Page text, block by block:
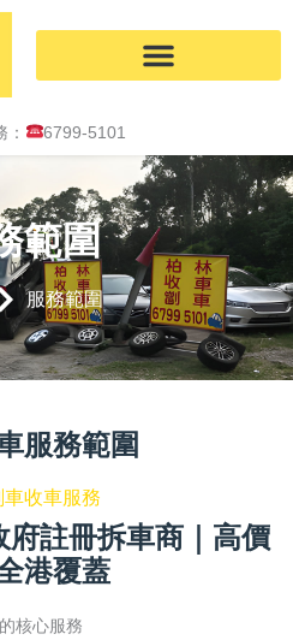
6799-5101
範圍
服務範圍
服務範圍
收車服務
註冊拆車商｜高價
港覆蓋
核心服務